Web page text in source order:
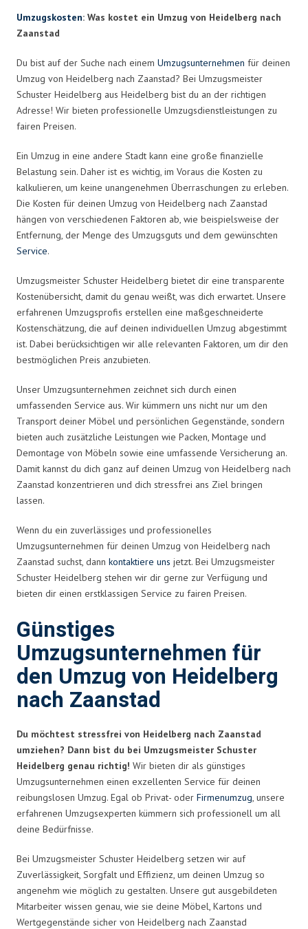
Umzugskosten: Was kostet ein Umzug von Heidelberg nach
Zaanstad
Du bist auf der Suche nach einem Umzugsunternehmen für deinen
Umzug von Heidelberg nach Zaanstad? Bei Umzugsmeister
Schuster Heidelberg aus Heidelberg bist du an der richtigen
Adresse! Wir bieten professionelle Umzugsdienstleistungen zu
fairen Preisen.
Ein Umzug in eine andere Stadt kann eine große finanzielle
Belastung sein. Daher ist es wichtig, im Voraus die Kosten zu
kalkulieren, um keine unangenehmen Überraschungen zu erleben.
Die Kosten für deinen Umzug von Heidelberg nach Zaanstad
hängen von verschiedenen Faktoren ab, wie beispielsweise der
Entfernung, der Menge des Umzugsguts und dem gewünschten
Service.
Umzugsmeister Schuster Heidelberg bietet dir eine transparente
Kostenübersicht, damit du genau weißt, was dich erwartet. Unsere
erfahrenen Umzugsprofis erstellen eine maßgeschneiderte
Kostenschätzung, die auf deinen individuellen Umzug abgestimmt
ist. Dabei berücksichtigen wir alle relevanten Faktoren, um dir den
bestmöglichen Preis anzubieten.
Unser Umzugsunternehmen zeichnet sich durch einen
umfassenden Service aus. Wir kümmern uns nicht nur um den
Transport deiner Möbel und persönlichen Gegenstände, sondern
bieten auch zusätzliche Leistungen wie Packen, Montage und
Demontage von Möbeln sowie eine umfassende Versicherung an.
Damit kannst du dich ganz auf deinen Umzug von Heidelberg nach
Zaanstad konzentrieren und dich stressfrei ans Ziel bringen
lassen.
Wenn du ein zuverlässiges und professionelles
Umzugsunternehmen für deinen Umzug von Heidelberg nach
Zaanstad suchst, dann kontaktiere uns jetzt. Bei Umzugsmeister
Schuster Heidelberg stehen wir dir gerne zur Verfügung und
bieten dir einen erstklassigen Service zu fairen Preisen.
Günstiges
Umzugsunternehmen für
den Umzug von Heidelberg
nach Zaanstad
Du möchtest stressfrei von Heidelberg nach Zaanstad
umziehen? Dann bist du bei Umzugsmeister Schuster
Heidelberg genau richtig! Wir bieten dir als günstiges
Umzugsunternehmen einen exzellenten Service für deinen
reibungslosen Umzug. Egal ob Privat- oder Firmenumzug, unsere
erfahrenen Umzugsexperten kümmern sich professionell um all
deine Bedürfnisse.
Bei Umzugsmeister Schuster Heidelberg setzen wir auf
Zuverlässigkeit, Sorgfalt und Effizienz, um deinen Umzug so
angenehm wie möglich zu gestalten. Unsere gut ausgebildeten
Mitarbeiter wissen genau, wie sie deine Möbel, Kartons und
Wertgegenstände sicher von Heidelberg nach Zaanstad